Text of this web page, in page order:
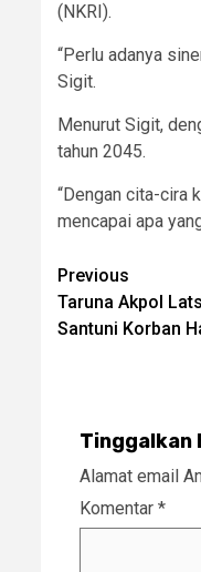
(NKRI).
“Perlu adanya
Sigit.
Menurut Sigit,
tahun 2045.
“Dengan cita-cira
mencapai apa
Post
Previous
Taruna Akpol
Santuni Korban
Tinggalkan
Alamat email
Komentar *